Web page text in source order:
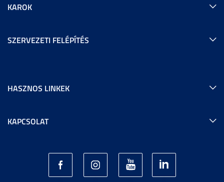
KAROK
SZERVEZETI FELÉPÍTÉS
HASZNOS LINKEK
KAPCSOLAT